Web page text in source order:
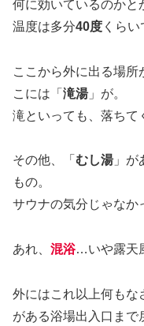
何に効いているのかと
温度は多分40度 くらい
ここから外に出る場
こには「 滝湯」が。
滝といっても、落ちて
その他、「 むし湯」が
もの。
サウナの気分じゃなか
あれ、 混浴…いや露天
外にはこれ以上何もな
がある浴場出入口まで